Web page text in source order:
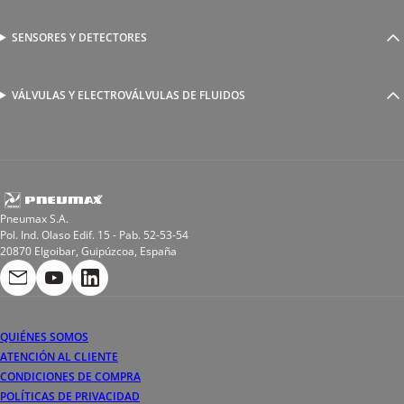
Reguladores de caudal
Racores para soldadura
Válvulas y electroválvulas
SENSORES Y DETECTORES
Detectores magnéticos
VÁLVULAS Y ELECTROVÁLVULAS DE FLUIDOS
Electroválvulas de acción directa
Bobinas
Pneumax S.A.
Pol. Ind. Olaso Edif. 15 - Pab. 52-53-54
20870 Elgoibar, Guipúzcoa, España
QUIÉNES SOMOS
ATENCIÓN AL CLIENTE
CONDICIONES DE COMPRA
POLÍTICAS DE PRIVACIDAD